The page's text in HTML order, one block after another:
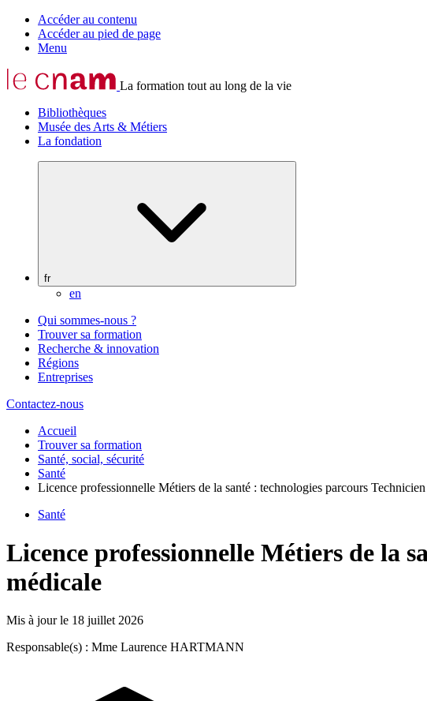
Accéder au contenu
Accéder au pied de page
Menu
La formation tout au long de la vie
Bibliothèques
Musée des Arts & Métiers
La fondation
fr
en
Qui sommes-nous ?
Trouver sa formation
Recherche & innovation
Régions
Entreprises
Contactez-nous
Accueil
Trouver sa formation
Santé, social, sécurité
Santé
Licence professionnelle Métiers de la santé : technologies parcours
Santé
Licence professionnelle Métiers de la
médicale
Mis à jour le 18 juillet 2026
Responsable(s) : Mme Laurence HARTMANN